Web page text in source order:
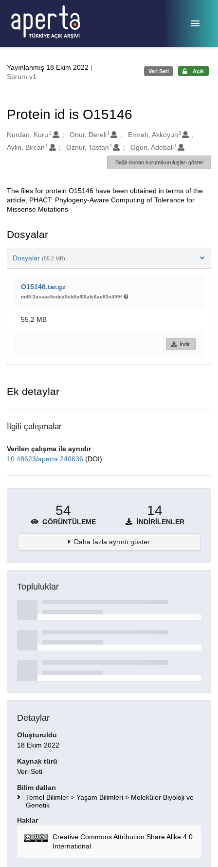
Yayınlanmış 18 Ekim 2022 |
Sürüm v1
Veri Seti Açık
Protein id is O15146
Oluşturanlar
Nurdan, Kuru 1 Onur, Dereli 1 Emrah, Akkoyun2
Aylin, Bircan 1 Oznur, Tastan 1 Ogun, Adebali 1
Bağlı olunan kurum/kuruluşları göster
Açıklama
The files for protein O15146 have been obtained in terms of the
article, PHACT: Phylogeny-Aware Computing of Tolerance for
Missense Mutations
Dosyalar
Dosyalar (55.2 MB)
O15146.tar.gz
md5:3acaae5edea5eb0af06afe8ae83c459f
55.2 MB
İndir
Ek detaylar
İlgili çalışmalar
Verilen çalışma ile aynıdır
10.48623/aperta.240636 (DOI)
54
GÖRÜNTÜLEME
14
İNDIRILENLER
Daha fazla ayrıntı göster
Topluluklar
Detaylar
Oluşturuldu
18 Ekim 2022
Kaynak türü
Veri Seti
Bilim dalları
Temel Bilimler > Yaşam Bilimleri > Moleküler Biyoloji ve
Genetik
Haklar
Creative Commons Attribution Share Alike 4.0
International